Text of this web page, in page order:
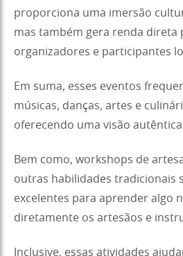
proporciona uma imersão
mas também gera renda direta
organizadores e participantes
Em suma, esses eventos
músicas, danças, artes e
oferecendo uma visão
Bem como, workshops de
outras habilidades tradicionais
excelentes para aprender algo
diretamente os artesãos e
Inclusive, essas atividades